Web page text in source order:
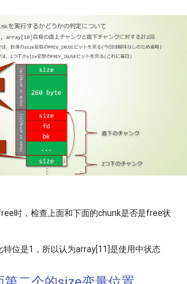
时，检查上面和下面的chunk是否是free状
特位是1，所以认为array[11]是使用中状态